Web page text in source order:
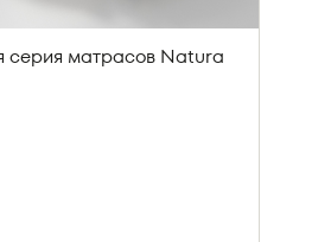
серия матрасов Natura